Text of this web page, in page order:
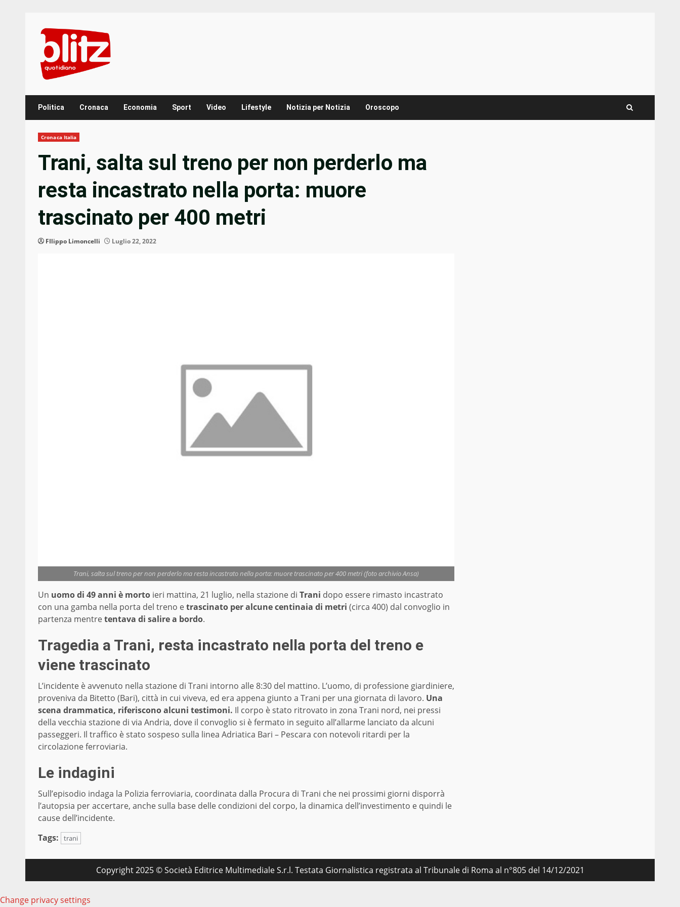
content
Politica Cronaca Economia Sport Video Lifestyle Notizia per Notizia Oroscopo
Cronaca Italia
Trani, salta sul treno per non perderlo ma
resta incastrato nella porta: muore
trascinato per 400 metri
FIlippo Limoncelli Luglio 22, 2022
Trani, salta sul treno per non perderlo ma resta incastrato nella porta: muore trascinato per 400 metri (foto archivio Ansa)
Un uomo di 49 anni è morto ieri mattina, 21 luglio, nella stazione di Trani dopo essere rimasto incastrato
con una gamba nella porta del treno etrascinato per alcune centinaia di metri (circa 400) dal convoglio in
partenza mentretentava di salire a bordo.
Tragedia a Trani, resta incastrato nella porta del treno e
viene trascinato
L’incidente è avvenuto nella stazione di Trani intorno alle 8:30 del mattino. L’uomo, di professione giardiniere,
proveniva da Bitetto (Bari), città in cui viveva, ed era appena giunto a Trani per una giornata di lavoro. Una
scena drammatica, riferiscono alcuni testimoni. Il corpo è stato ritrovato in zona Trani nord, nei pressi
della vecchia stazione di via Andria, dove il convoglio si è fermato in seguito all’allarme lanciato da alcuni
passeggeri. Il traffico è stato sospeso sulla linea Adriatica Bari – Pescara con notevoli ritardi per la
circolazione ferroviaria.
Le indagini
Sull’episodio indaga la Polizia ferroviaria, coordinata dalla Procura di Trani che nei prossimi giorni disporrà
l’autopsia per accertare, anche sulla base delle condizioni del corpo, la dinamica dell’investimento e quindi le
cause dell’incidente.
Tags:
trani
Copyright 2025 © Società Editrice Multimediale S.r.l. Testata Giornalistica registrata al Tribunale di Roma al n°805 del 14/12/2021
Change privacy settings